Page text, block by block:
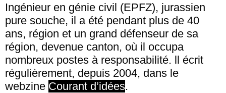
Ingénieur en génie civil (EPFZ), jurassien
pure souche, il a été pendant plus de 40
ans, région et un grand défenseur de sa
région, devenue canton, où il occupa
nombreux postes à responsabilité. ll écrit
régulièrement, depuis 2004, dans le
webzine Courant d’idées.